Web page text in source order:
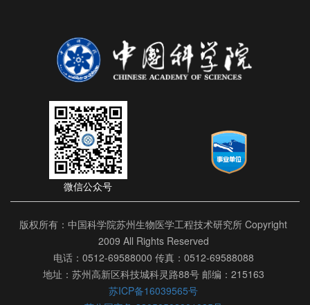
微信公众号
版权所有：中国科学院苏州生物医学工程技术研究所 Copyright
2009 All Rights Reserved
电话：0512-69588000 传真：0512-69588088
地址：苏州高新区科技城科灵路88号 邮编：215163
苏ICP备16039565号